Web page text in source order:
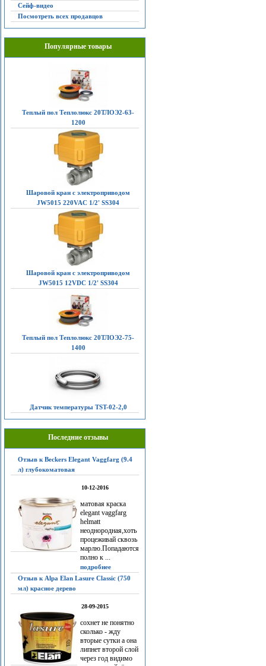
Сейф-видео
Посмотреть всех продавцов
Популярные товары
Теплый пол Теплолюкс 20ТЛОЭ2-63-
1200
Шаровой кран с электроприводом
JW5015 220VAC 1/2' SS304
Шаровой кран с электроприводом
JW5015 12VDC 1/2' SS304
Теплый пол Теплолюкс 20ТЛОЭ2-75-
1400
Датчик температуры TST-02-2,0
Последние отзывы
Отзыв к Beckers Elegant Vaggfarg (9.4
л) глубокоматовая
10-12-2016
матовая краска
elegant vaggfarg
helmatt
неоднородная,хоть
процеживай сквозь
марлю.Попадаются
полно к ...
подробнее
Отзыв к Alpa Elan Lasure Classic (750
мл) красное дерево
28-09-2015
сохнет не понятно
сколько - жду
вторые сутки а она
липнет второй слой
через год видимо